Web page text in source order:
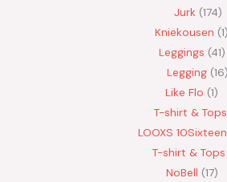
Jurk 174
Kniekousen 1
Leggings 41
Legging 16
Like Flo 1
T-shirt & Tops
LOOXS 10Sixteen
T-shirt & Tops
NoBell 17